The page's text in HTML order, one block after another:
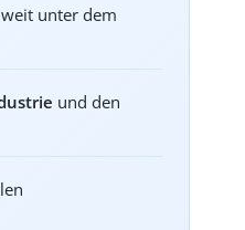
unter dem
und den